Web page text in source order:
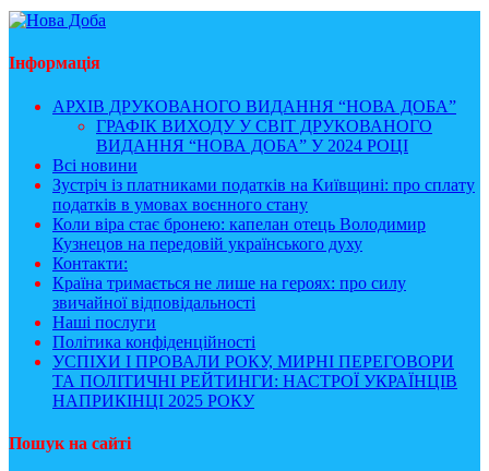
Інформація
АРХІВ ДРУКОВАНОГО ВИДАННЯ “НОВА ДОБА”
ГРАФІК ВИХОДУ У СВІТ ДРУКОВАНОГО
ВИДАННЯ “НОВА ДОБА” У 2024 РОЦІ
Всі новини
Зустріч із платниками податків на Київщині: про сплату
податків в умовах воєнного стану
Коли віра стає бронею: капелан отець Володимир
Кузнецов на передовій українського духу
Контакти:
Країна тримається не лише на героях: про силу
звичайної відповідальності
Наші послуги
Політика конфіденційності
УСПІХИ І ПРОВАЛИ РОКУ, МИРНІ ПЕРЕГОВОРИ
ТА ПОЛІТИЧНІ РЕЙТИНГИ: НАСТРОЇ УКРАЇНЦІВ
НАПРИКІНЦІ 2025 РОКУ
Пошук на сайті